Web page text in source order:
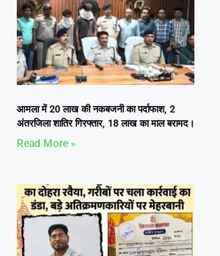
आमला में 20 लाख की नकबजनी का पर्दाफाश, 2
अंतरजिला शातिर गिरफ्तार, 18 लाख का माल बरामद।
Read More »